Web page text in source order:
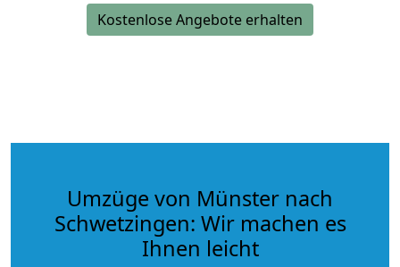
Kostenlose Angebote erhalten
Umzüge von Münster nach
Schwetzingen: Wir machen es
Ihnen leicht